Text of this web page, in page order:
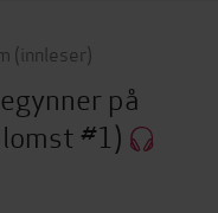
(innleser)
på
#1)